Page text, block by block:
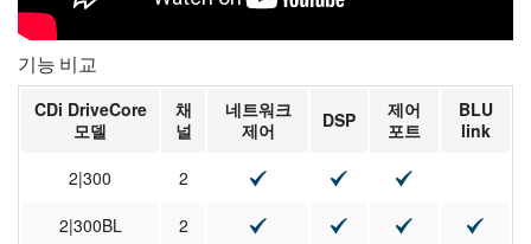
기능 비교
CDi DriveCore
모델
채
널
네트워크
제어
DSP
제어
포트
BLU
link
2|300
2
2|300BL
2